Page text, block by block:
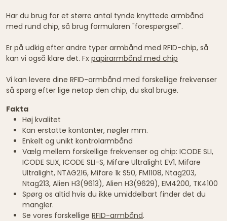
Har du brug for et større antal tynde knyttede armbånd
med rund chip, så brug formularen "forespørgsel".
Er på udkig efter andre typer armbånd med RFID-chip, så
kan vi også klare det. Fx papirarmbånd med chip
Vi kan levere dine RFID-armbånd med forskellige frekvenser
så spørg efter lige netop den chip, du skal bruge.
Fakta
Høj kvalitet
Kan erstatte kontanter, nøgler mm.
Enkelt og unikt kontrolarmbånd
Vælg mellem forskellige frekvenser og chip: ICODE SLI,
ICODE SLIX, ICODE SLI-S, Mifare Ultralight EV1, Mifare
Ultralight, NTAG216, Mifare 1k S50, FM1108, Ntag203,
Ntag213, Alien H3(9613), Alien H3(9629), EM4200, TK4100
Spørg os altid hvis du ikke umiddelbart finder det du
mangler.
Se vores forskellige RFID-armbånd.